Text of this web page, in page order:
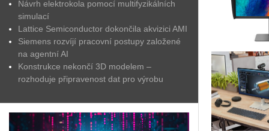
Návrh elektrokola pomocí multifyzikálních
simulací
Lattice Semiconductor dokončila akvizici AMI
Siemens rozvíjí pracovní postupy založené
na agentní AI
Konstrukce nekončí 3D modelem –
rozhoduje připravenost dat pro výrobu